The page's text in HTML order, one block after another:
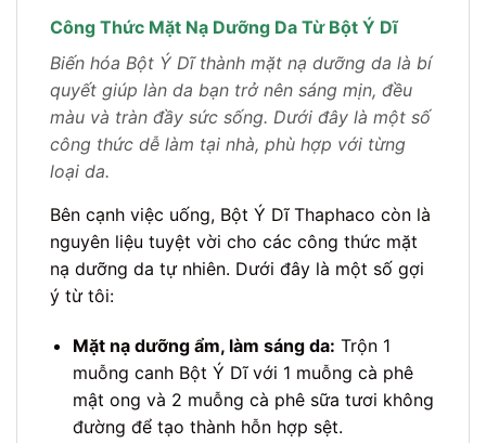
Công Thức Mặt Nạ Dưỡng Da Từ Bột Ý Dĩ
Biến hóa Bột Ý Dĩ thành mặt nạ dưỡng da là bí
quyết giúp làn da bạn trở nên sáng mịn, đều
màu và tràn đầy sức sống. Dưới đây là một số
công thức dễ làm tại nhà, phù hợp với từng
loại da.
Bên cạnh việc uống, Bột Ý Dĩ Thaphaco còn là
nguyên liệu tuyệt vời cho các công thức mặt
nạ dưỡng da tự nhiên. Dưới đây là một số gợi
ý từ tôi:
Mặt nạ dưỡng ẩm, làm sáng da: Trộn 1
muỗng canh Bột Ý Dĩ với 1 muỗng cà phê
mật ong và 2 muỗng cà phê sữa tươi không
đường để tạo thành hỗn hợp sệt.